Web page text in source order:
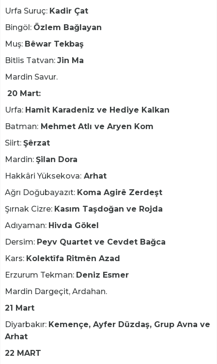
Urfa Suruç: Kadir Çat
Bingöl: Özlem Bağlayan
Muş: Bêwar Tekbaş
Bitlis Tatvan: Jin Ma
Mardin Savur.
20 Mart:
Urfa: Hamit Karadeniz ve Hediye Kalkan
Batman: Mehmet Atlı ve Aryen Kom
Siirt: Şêrzat
Mardin: Şilan Dora
Hakkâri Yüksekova: Arhat
Ağrı Doğubayazıt: Koma Agirê Zerdeşt
Şırnak Cizre: Kasım Taşdoğan ve Rojda
Adıyaman: Hivda Gökel
Dersim: Peyv Quartet ve Cevdet Bağca
Kars: Kolektîfa Ritmên Azad
Erzurum Tekman: Deniz Esmer
Mardin Dargeçit, Ardahan.
21 Mart
Diyarbakır: Kemençe, Ayfer Düzdaş, Grup Avna ve
Arhat
22 MART